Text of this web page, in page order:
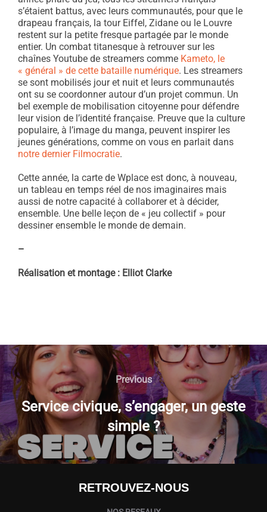
s’étaient battus, avec leurs communautés, pour que le
drapeau français, la tour Eiffel, Zidane ou le Louvre
restent sur la petite fresque partagée par le monde
entier. Un combat titanesque à retrouver sur les
chaînes Youtube de streamers comme Kameto, le
« général » de cette bataille numérique. Les streamers
se sont mobilisés jour et nuit et leurs communautés
ont su se coordonner autour d’un projet commun. Un
bel exemple de mobilisation citoyenne pour défendre
leur vision de l’identité française. Preuve que la culture
populaire, à l’image du manga, peuvent inspirer les
jeunes générations, comme on vous en parlait dans
notre dernier Filmocratie.
Cette année, la carte de Wplace est donc, à nouveau,
un tableau en temps réel de nos imaginaires mais
aussi de notre capacité à collaborer et à décider,
ensemble. Une belle leçon de « jeu collectif » pour
dessiner ensemble le monde de demain.
–
Réalisation et montage : Elliot Clarke
NAVIGATION
DE
L’ARTICLE
Previous
Previous
Service civique, s’engager, un geste
simple ?
RETROUVEZ-NOUS